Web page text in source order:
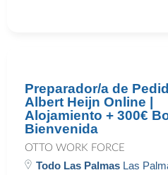
Preparador/a de
Albert Heijn Online |
Alojamiento + 300€
Bienvenida
OTTO WORK FORCE
Todo Las Palmas Las